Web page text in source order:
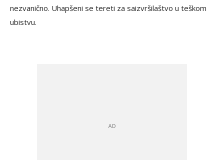
nezvanično. Uhapšeni se tereti za saizvršilaštvo u teškom
ubistvu.